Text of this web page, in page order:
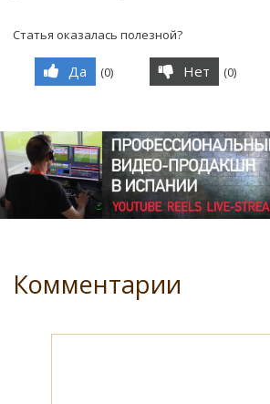
Статья оказалась полезной?
Да (0) Нет (0)
Комментарии